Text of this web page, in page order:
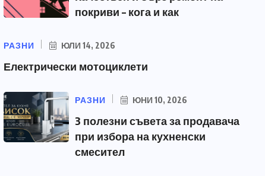
покриви – кога и как
РАЗНИ ЮЛИ 14, 2026
Електрически мотоциклети
РАЗНИ ЮНИ 10, 2026
3 полезни съвета за продавача
при избора на кухненски
смесител